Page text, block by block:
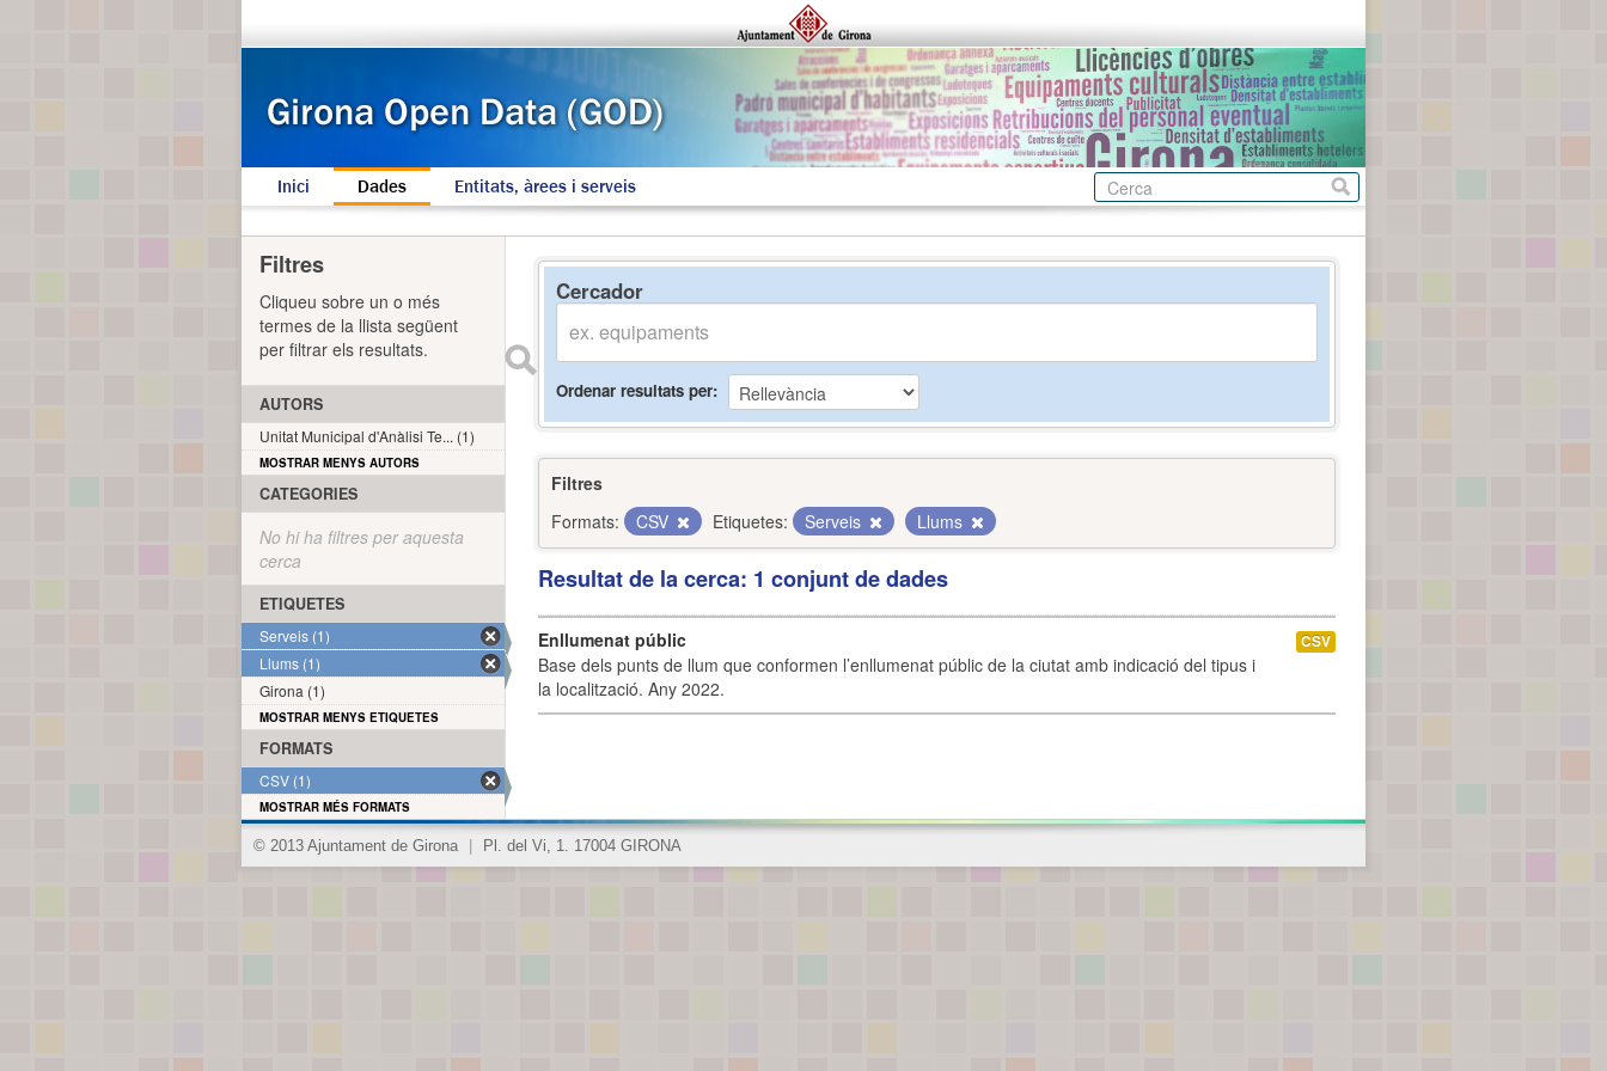
Inici Dades Entitats, àrees i serveis
Cercador
Ordenar resultats per
Filtres
Formats:
CSV Etiquetes: Serveis Llums
Resultat de la cerca: 1 conjunt de dades
Enllumenat públic
Base dels punts de llum que conformen l’enllumenat públic de la ciutat amb indicació del tipus i
la localització. Any 2022.
CSV
Filtres
Cliqueu sobre un o més
termes de la llista següent
per filtrar els resultats.
AUTORS
Unitat Municipal d'Anàlisi Te... (1)
MOSTRAR MENYS AUTORS
CATEGORIES
No hi ha filtres per aquesta
cerca
ETIQUETES
Serveis (1)
Llums (1)
Girona (1)
MOSTRAR MENYS ETIQUETES
FORMATS
CSV (1)
MOSTRAR MÉS FORMATS
© 2013 Ajuntament de Girona Pl. del Vi, 1. 17004 GIRONA